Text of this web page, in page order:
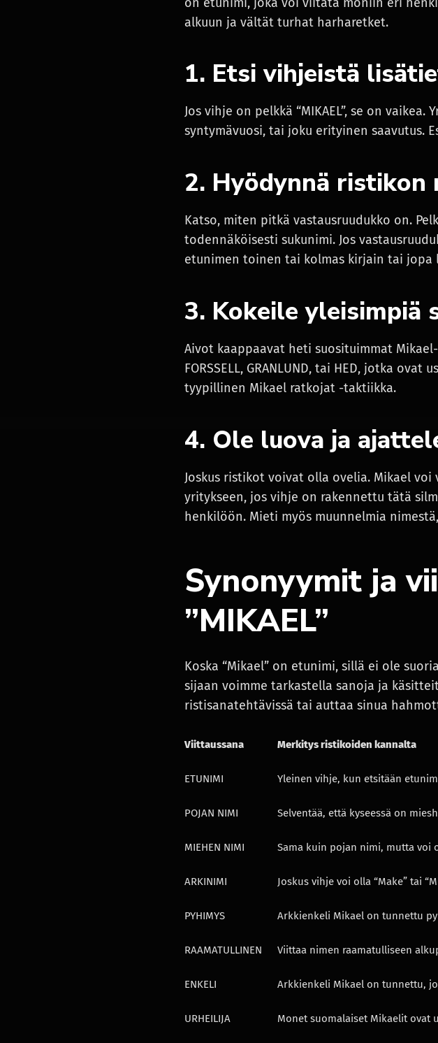
alkuun ja vältät turhat harharetket.
1. Etsi vihjeistä
Jos vihje on pelkkä “MIKAEL”, se on
syntymävuosi, tai joku erityinen saavutus.
2. Hyödynnä ristikon
Katso, miten pitkä vastausruudukko on.
todennäköisesti sukunimi. Jos
etunimen toinen tai kolmas kirjain tai
3. Kokeile yleisimpiä
Aivot kaappaavat heti suosituimmat
FORSSELL, GRANLUND, tai HED, jotka
tyypillinen Mikael ratkojat -taktiikka.
4. Ole luova ja
Joskus ristikot voivat olla ovelia. Mikael
yritykseen, jos vihje on rakennettu tätä
henkilöön. Mieti myös muunnelmia
Synonyymit ja
”MIKAEL”
Koska “Mikael” on etunimi, sillä ei ole
sijaan voimme tarkastella sanoja ja
ristisanatehtävissä tai auttaa sinua
Viittaussana Merkitys ristikoiden kannalta
ETUNIMI Yleinen vihje, kun etsitään
POJAN NIMI Selventää, että kyseessä on
MIEHEN NIMI Sama kuin pojan nimi, mutta voi
ARKINIMI Joskus vihje voi olla “Make” tai
PYHIMYS Arkkienkeli Mikael on tunnettu
RAAMATULLINEN Viittaa nimen raamatulliseen
ENKELI Arkkienkeli Mikael on tunnettu,
URHEILIJA Monet suomalaiset Mikaelit ovat